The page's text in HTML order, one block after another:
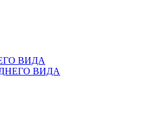
ВИДА
ВИДА